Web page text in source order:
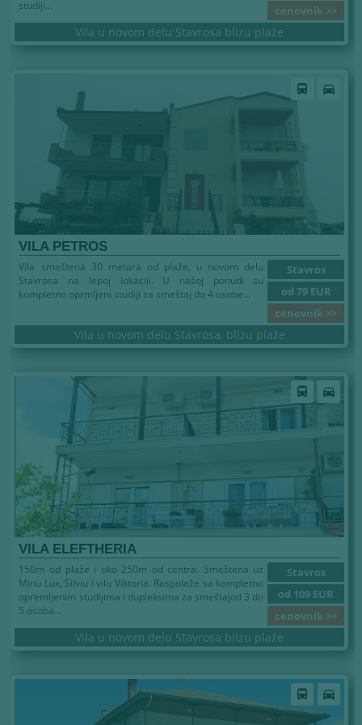
cenovnik >>
studiji...
Vila u novom delu Stavrosa blizu plaže
directions_bus directions_car
VILA PETROS
Stavros
od 79 EUR
cenovnik >>
Vila smeštena 30 metara od plaže, u novom delu
Stavrosa na lepoj lokaciji. U našoj ponudi su
kompletno oprmljeni studiji za smeštaj do 4 osobe...
Vila u novom delu Stavrosa, blizu plaže
directions_bus directions_car
VILA ELEFTHERIA
Stavros
od 109 EUR
cenovnik >>
150m od plaže i oko 250m od centra. Smeštena uz
Minu Lux, Silviu i vilu Viktoria. Raspolaže sa kompletno
opremljenim studijima i dupleksima za smeštajod 3 do
5 osoba...
Vila u novom delu Stavrosa blizu plaže
directions_bus directions_car